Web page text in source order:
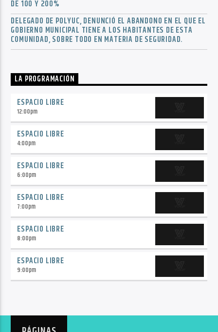
DE 100 Y 200%
DELEGADO DE POLYUC, DENUNCIÓ EL ABANDONO EN EL QUE EL
GOBIERNO MUNICIPAL TIENE A LOS HABITANTES DE ESTA
COMUNIDAD, SOBRE TODO EN MATERIA DE SEGURIDAD.
LA PROGRAMACIÓN
ESPACIO LIBRE
12:00pm
ESPACIO LIBRE
4:00pm
ESPACIO LIBRE
6:00pm
ESPACIO LIBRE
7:00pm
ESPACIO LIBRE
8:00pm
ESPACIO LIBRE
9:00pm